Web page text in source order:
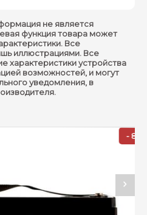
DT 6028
Аккумулятор
6 В
FASTON (зажим) 4,8 мм
не является
функция товара может
Все
иллюстрациями. Все
характеристики устройства
возможностей, и могут
уведомления, в